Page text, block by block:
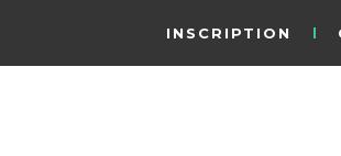
INSCRIPTION